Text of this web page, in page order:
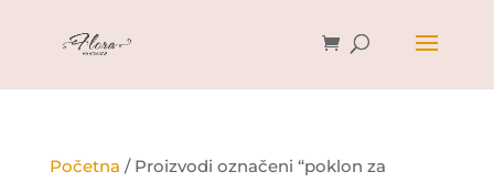
Početna / Proizvodi označeni “poklon za